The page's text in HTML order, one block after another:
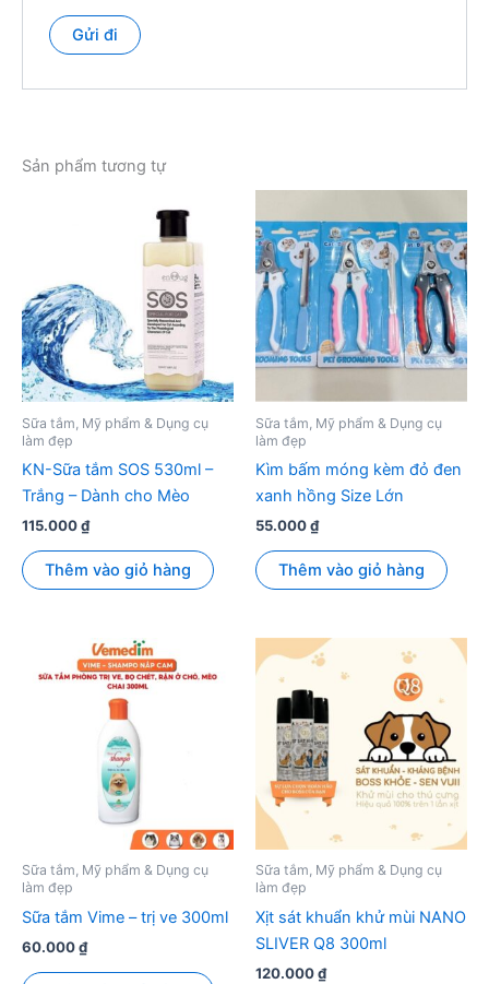
Sản phẩm tương tự
Sữa tắm, Mỹ phẩm & Dụng cụ
làm đẹp
KN-Sữa tắm SOS 530ml –
Trắng – Dành cho Mèo
115.000₫
Thêm vào giỏ hàng
Sữa tắm, Mỹ phẩm & Dụng cụ
làm đẹp
Kìm bấm móng kèm đỏ đen
xanh hồng Size Lớn
55.000₫
Thêm vào giỏ hàng
Sữa tắm, Mỹ phẩm & Dụng cụ
làm đẹp
Sữa tắm Vime – trị ve 300ml
60.000₫
Sữa tắm, Mỹ phẩm & Dụng cụ
làm đẹp
Xịt sát khuẩn khử mùi NANO
SLIVER Q8 300ml
120.000₫